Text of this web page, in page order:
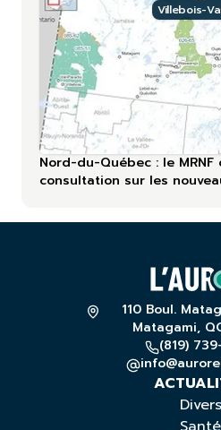
Villebois-
Nord-du-Québec : le MRNF
consultation sur les
110 Boul.
Matagami,
(819)
Divers